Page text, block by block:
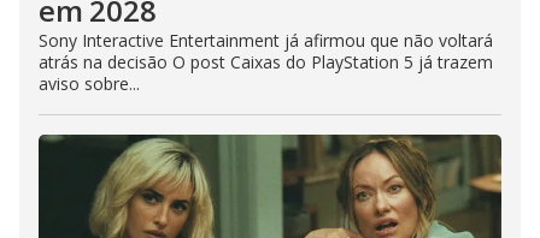
em 2028
Sony Interactive Entertainment já afirmou que não voltará
atrás na decisão O post Caixas do PlayStation 5 já trazem
aviso sobre...